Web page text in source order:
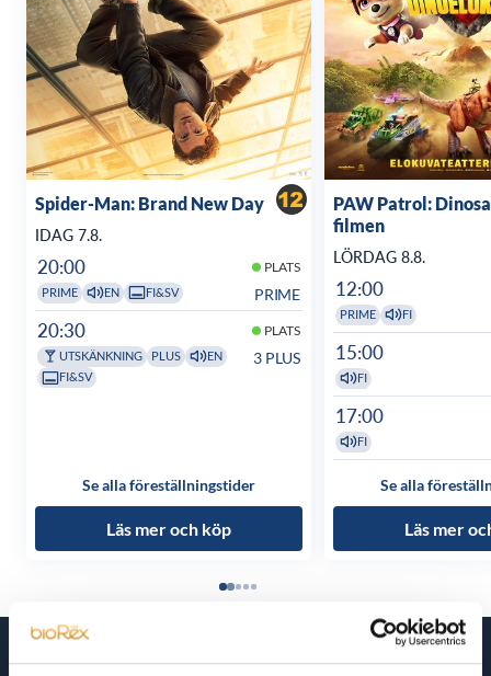
Spider-Man: Brand New Day
IDAG 7.8.
20:00 PLATS
PRIME EN FI&SV PRIME
20:30 PLATS
UTSKÄNKNING PLUS
EN
FI&SV
3 PLUS
Se alla föreställningstider
Läs mer och köp
PAW Patrol:
filmen
LÖRDAG 8.8.
12:00
PRIME FI
15:00
FI
17:00
FI
Se alla
Läs mer
Kommande filmer